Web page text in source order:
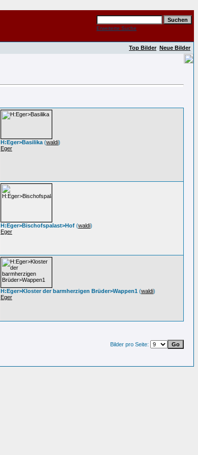
Erweiterte Suche
Top Bilder Neue Bilder
H:Eger>Basilika (waldi)
Eger
H:Eger>Bischofspalast>Hof (waldi)
Eger
H:Eger>Kloster der barmherzigen Brüder>Wappen1 (waldi)
Eger
Bilder pro Seite: